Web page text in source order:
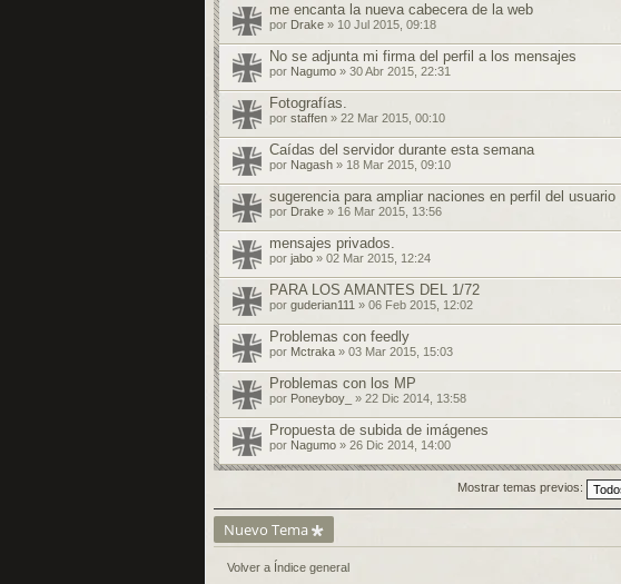
me encanta la nueva cabecera de la web
por Drake » 10 Jul 2015, 09:18
No se adjunta mi firma del perfil a los mensajes
por Nagumo » 30 Abr 2015, 22:31
Fotografías.
por staffen » 22 Mar 2015, 00:10
Caídas del servidor durante esta semana
por Nagash » 18 Mar 2015, 09:10
sugerencia para ampliar naciones en perfil del usuario
por Drake » 16 Mar 2015, 13:56
mensajes privados.
por jabo » 02 Mar 2015, 12:24
PARA LOS AMANTES DEL 1/72
por guderian111 » 06 Feb 2015, 12:02
Problemas con feedly
por Mctraka » 03 Mar 2015, 15:03
Problemas con los MP
por Poneyboy_ » 22 Dic 2014, 13:58
Propuesta de subida de imágenes
por Nagumo » 26 Dic 2014, 14:00
Mostrar temas previos:
Nuevo Tema
Volver a Índice general